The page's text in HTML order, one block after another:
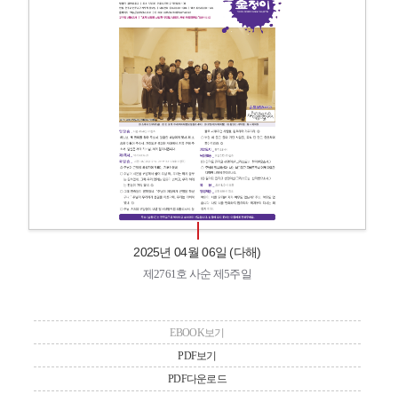
2025년 04월 06일 (다해)
제2761호 사순 제5주일
EBOOK보기
PDF보기
PDF다운로드